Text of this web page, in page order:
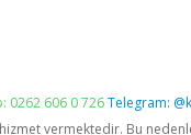
0262 606 0 726Telegram:
hizmet vermektedir. Bu